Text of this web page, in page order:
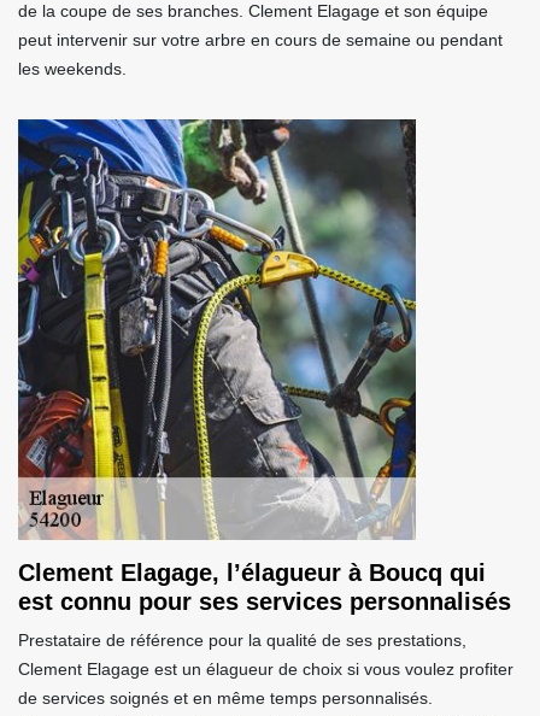
de la coupe de ses branches. Clement Elagage et son équipe
peut intervenir sur votre arbre en cours de semaine ou pendant
les weekends.
Clement Elagage, l’élagueur à Boucq qui
est connu pour ses services personnalisés
Prestataire de référence pour la qualité de ses prestations,
Clement Elagage est un élagueur de choix si vous voulez profiter
de services soignés et en même temps personnalisés.